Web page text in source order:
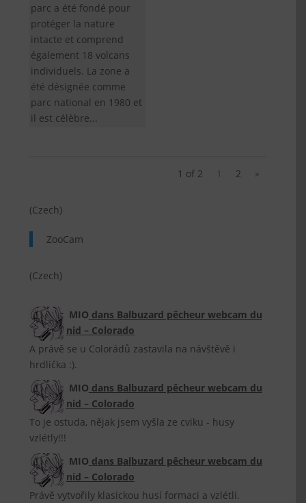
parc a été fondé pour
protéger la nature
intacte et comprend
également 18 volcans
individuels. La zone a
été désignée comme
parc national en 1980 et
il est célèbre...
1 of 2 1 2 »
(Czech)
ZooCam
(Czech)
MIO dans Balbuzard pêcheur webcam du
nid – Colorado
A právě se u Colorádů zastavila na návštěvě i
hrdlička :).
MIO dans Balbuzard pêcheur webcam du
nid – Colorado
To je ostuda, nějak jsem vyšla ze cviku - husy
vzlétly!!!
MIO dans Balbuzard pêcheur webcam du
nid – Colorado
Právě vytvořily klasickou husí formaci a vzlétli.